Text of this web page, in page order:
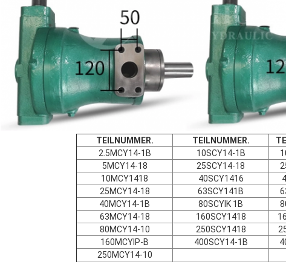
TEILNUMMER. TEILNUMMER.
2.5MCY14-1B
10SCY14-1B
5MCY14-18
25SCY14-18
10MCY1418
40SCY1416
25MCY14-18
63SCY141B
40MCY14-1B
80SCYIK 1B
63MCY14-18
160SCY1418
80MCY14-10
250SCY1418
160MCYIP-B
400SCY14-1B
250MCY14-10